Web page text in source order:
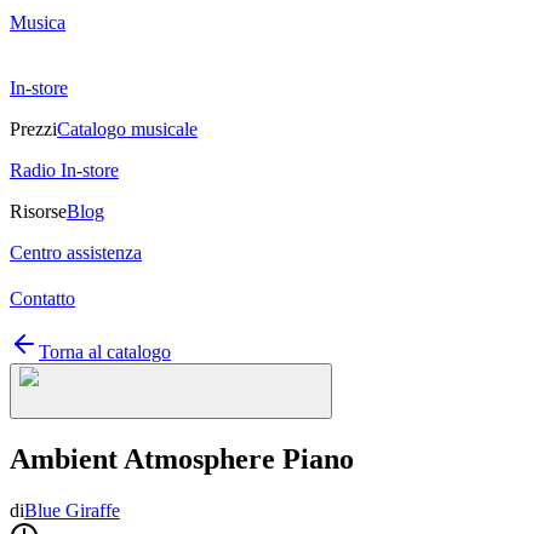
Musica
In-store
PrezziCatalogo musicale
Radio In-store
RisorseBlog
Centro assistenza
Contatto
Torna al catalogo
Ambient Atmosphere Piano
diBlue Giraffe